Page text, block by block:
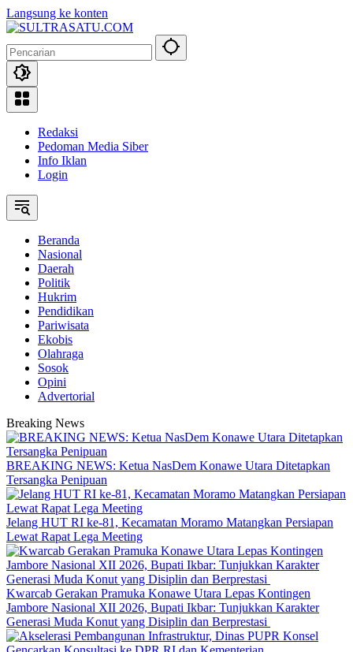
Langsung ke konten
Redaksi
Pedoman Media Siber
Info Iklan
Login
Beranda
Nasional
Daerah
Politik
Hukrim
Pendidikan
Pariwisata
Ekobis
Olahraga
Sosok
Opini
Advertorial
Breaking News
BREAKING NEWS: Ketua NasDem Konawe Utara Ditetapkan
Tersangka Penipuan
‎Jelang HUT RI ke-81, Kecamatan Moramo Matangkan Persiapan
Lewat Rapat Lega Meeting
‎Kwarcab Gerakan Pramuka Konawe Utara Lepas Kontingen
Jambore Nasional XII 2026, Bupati Ikbar: Tunjukkan Karakter
Generasi Muda Konut yang Disiplin dan Berprestasi ‎